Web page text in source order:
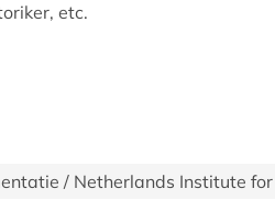
etc.
/ Netherlands Institute